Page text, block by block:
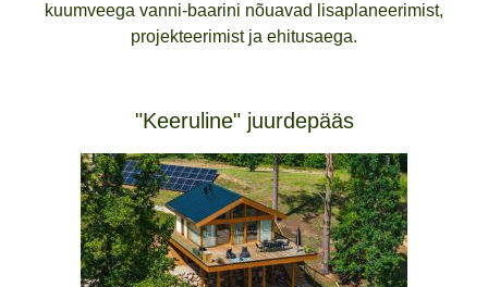
kuumveega vanni-baarini nõuavad lisaplaneerimist,
projekteerimist ja ehitusaega.
"Keeruline" juurdepääs